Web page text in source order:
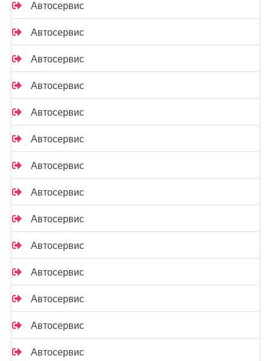
Автосервис
Автосервис
Автосервис
Автосервис
Автосервис
Автосервис
Автосервис
Автосервис
Автосервис
Автосервис
Автосервис
Автосервис
Автосервис
Автосервис